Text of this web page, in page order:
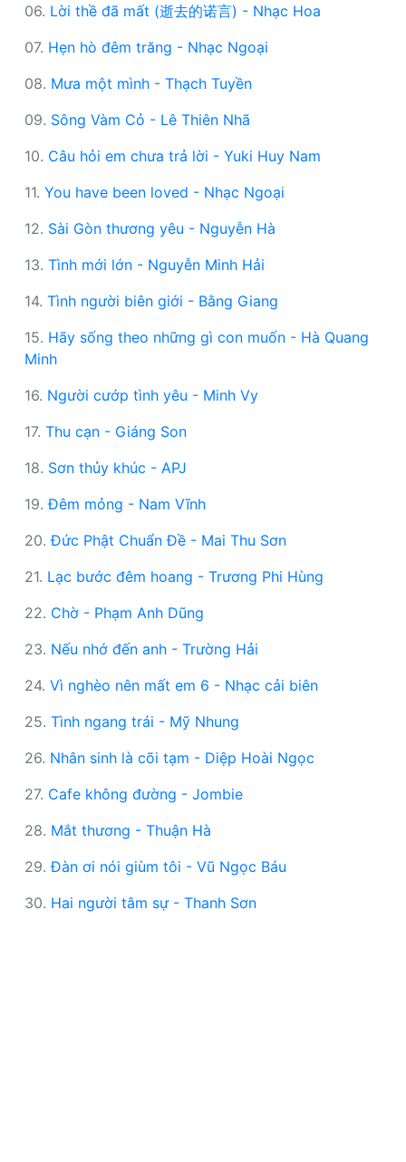
06. Lời thề đã mất (逝去的诺言) - Nhạc Hoa
07. Hẹn hò đêm trăng - Nhạc Ngoại
08. Mưa một mình - Thạch Tuyền
09. Sông Vàm Cỏ - Lê Thiên Nhã
10. Câu hỏi em chưa trả lời - Yuki Huy Nam
11. You have been loved - Nhạc Ngoại
12. Sài Gòn thương yêu - Nguyễn Hà
13. Tình mới lớn - Nguyễn Minh Hải
14. Tình người biên giới - Bằng Giang
15. Hãy sống theo những gì con muốn - Hà Quang
Minh
16. Người cướp tình yêu - Minh Vy
17. Thu cạn - Giáng Son
18. Sơn thủy khúc - APJ
19.Đêm mỏng - Nam Vĩnh
20.Đức Phật Chuẩn Đề - Mai Thu Sơn
21. Lạc bước đêm hoang - Trương Phi Hùng
22. Chờ - Phạm Anh Dũng
23. Nếu nhớ đến anh - Trường Hải
24. Vì nghèo nên mất em 6 - Nhạc cải biên
25. Tình ngang trái - Mỹ Nhung
26. Nhân sinh là cõi tạm - Diệp Hoài Ngọc
27. Cafe không đường - Jombie
28. Mắt thương - Thuận Hà
29.Đàn ơi nói giùm tôi - Vũ Ngọc Báu
30. Hai người tâm sự - Thanh Sơn